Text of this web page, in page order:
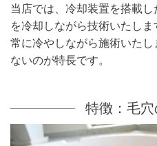
当店では、冷却装置を搭載
を冷却しながら技術いたし
常に冷やしながら施術いた
ないのが特長です。
特徴：毛